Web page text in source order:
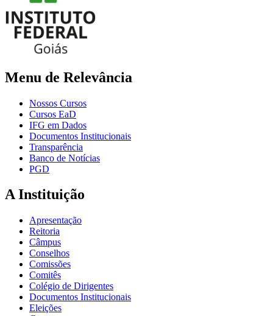
Menu de Relevância
Nossos Cursos
Cursos EaD
IFG em Dados
Documentos Institucionais
Transparência
Banco de Notícias
PGD
A Instituição
Apresentação
Reitoria
Câmpus
Conselhos
Comissões
Comitês
Colégio de Dirigentes
Documentos Institucionais
Eleições